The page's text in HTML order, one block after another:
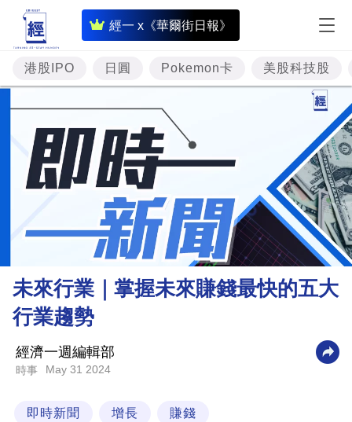
經一 x《華爾街日報》
即
時
財
經
專
題
投
資
樓
市
業
科
港股IPO 日圓 Pokemon卡 美股科技股
未來行業｜掌握未來賺錢最快的五大
行業趨勢
經濟一週編輯部
時事 May 31 2024
即時新聞 增長 賺錢